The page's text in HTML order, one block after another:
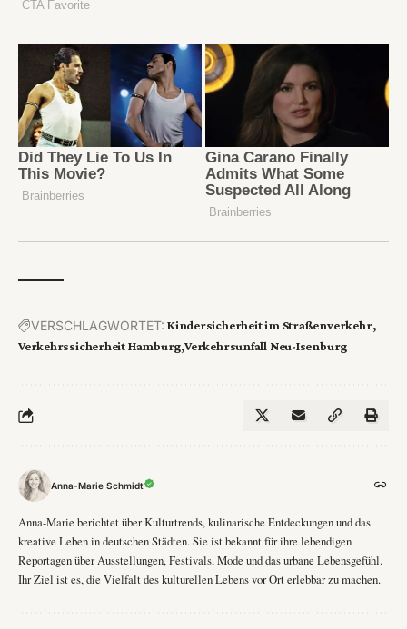
VERSCHLAGWORTET: Kindersicherheit im Straßenverkehr
Verkehrssicherheit Hamburg Verkehrsunfall Neu-Isenburg
Anna-Marie Schmidt
Anna-Marie berichtet über Kulturtrends, kulinarische Entdeckungen und das
kreative Leben in deutschen Städten. Sie ist bekannt für ihre lebendigen
Reportagen über Ausstellungen, Festivals, Mode und das urbane Lebensgefühl.
Ihr Ziel ist es, die Vielfalt des kulturellen Lebens vor Ort erlebbar zu machen.